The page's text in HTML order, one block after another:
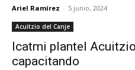
Ariel Ramírez - 5 junio, 2024
Acuitzio del Canje
Icatmi plantel
capacitando